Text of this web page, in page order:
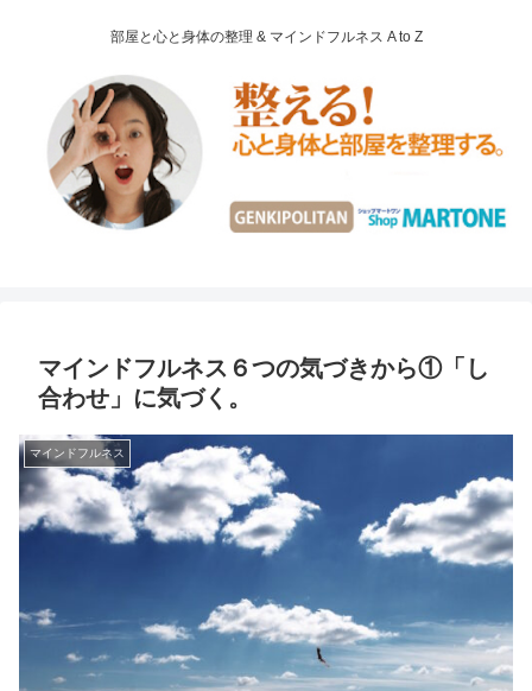
部屋と心と身体の整理 & マインドフルネス A to Z
マインドフルネス６つの気づきから①「し
合わせ」に気づく。
マインドフルネス